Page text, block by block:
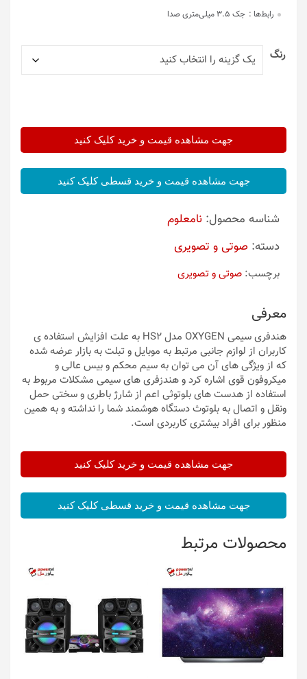
رابط‌ها : جک 3.5 میلی‌متری صدا
رنگ
جهت مشاهده قیمت و خرید کلیک کنید
جهت مشاهده قیمت و خرید قسطی کلیک کنید
شناسه محصول: نامعلوم
دسته: صوتی و تصویری
برچسب: صوتی و تصویری
معرفی
هندفری سیمی OXYGEN مدل HS2 به علت افزایش استفاده ی
کاربران از لوازم جانبی مرتبط به موبایل و تبلت به بازار عرضه شده
که از ویژگی های آن می توان به سیم محکم و بیس عالی و
میکروفون قوی اشاره کرد و هندزفری های سیمی مشکلات مربوط به
استفاده از هدست های بلوتوثی اعم از شارژ باطری و سختی حمل
ونقل و اتصال به بلوتوث دستگاه هوشمند شما را نداشته و به همین
منظور برای افراد بیشتری کاربردی است.
جهت مشاهده قیمت و خرید کلیک کنید
جهت مشاهده قیمت و خرید قسطی کلیک کنید
محصولات مرتبط